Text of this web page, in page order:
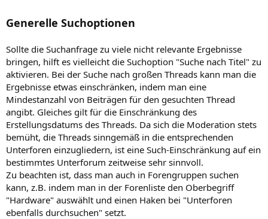
Generelle Suchoptionen
Sollte die Suchanfrage zu viele nicht relevante Ergebnisse
bringen, hilft es vielleicht die Suchoption "Suche nach Titel" zu
aktivieren. Bei der Suche nach großen Threads kann man die
Ergebnisse etwas einschränken, indem man eine
Mindestanzahl von Beiträgen für den gesuchten Thread
angibt. Gleiches gilt für die Einschränkung des
Erstellungsdatums des Threads. Da sich die Moderation stets
bemüht, die Threads sinngemäß in die entsprechenden
Unterforen einzugliedern, ist eine Such-Einschränkung auf ein
bestimmtes Unterforum zeitweise sehr sinnvoll.
Zu beachten ist, dass man auch in Forengruppen suchen
kann, z.B. indem man in der Forenliste den Oberbegriff
"Hardware" auswählt und einen Haken bei "Unterforen
ebenfalls durchsuchen" setzt.